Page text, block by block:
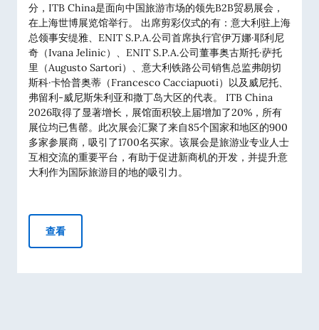
分，ITB China是面向中国旅游市场的领先B2B贸易展会，
在上海世博展览馆举行。 出席剪彩仪式的有：意大利驻上海
总领事安缇雅、ENIT S.P.A.公司首席执行官伊万娜·耶利尼
奇（Ivana Jelinic）、ENIT S.P.A.公司董事奥古斯托·萨托
里（Augusto Sartori）、意大利铁路公司销售总监弗朗切
斯科·卡恰普奥蒂（Francesco Cacciapuoti）以及威尼托、
弗留利-威尼斯朱利亚和撒丁岛大区的代表。 ITB China
2026取得了显著增长，展馆面积较上届增加了20%，所有
展位均已售罄。此次展会汇聚了来自85个国家和地区的900
多家参展商，吸引了1700名买家。该展会是旅游业专业人士
互相交流的重要平台，有助于促进新商机的开发，并提升意
大利作为国际旅游目的地的吸引力。
查看意大利展团亮相ITB China